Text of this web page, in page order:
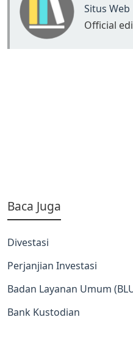
Situs Web
Official
Baca Juga
Divestasi
Perjanjian Investasi
Badan Layanan Umum
Bank Kustodian